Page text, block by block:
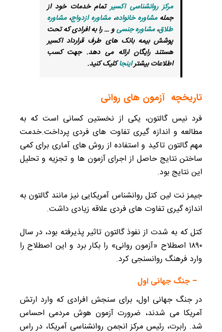
مرکز روانشناسی اکسیر تمام خدمات خود از
جمله مشاوره خانواده، مشاوره ازدواج، مشاوره
طلاق،مشاوره جنسیو … را به افرادی که تحت
پوشش بیمه بانک های طرف قرارداد اکسیر
هستند رایگان ارائه می دهد. جهت کسب
اطلاعات بیشتراینجاکلیک کنید.
تاریخچه آزمون های روانی
فرد نیس گالتون، یکی از نخستین کسانی است که به
مطالعه و اندازه‌ گیری تفاوت‌ های فردی پرداخت.خدمت
مهم گالتون تاکید و استفاده از روش های آماری برای کمی
ساختن نتایج حاصل از اجرای آزمون ها و تجزیه و تحلیل
این نتایج بود.
جیمز نت لین‌ کتل روانشناس آمریکایی نیز مانند گالتون به
اندازه‌ گیری تفاوت های فردی علاقه زیادی داشت.
کتل که به شدت از نفوذ گالتون تاثیر پذیرفته بود، در سال
۱۸۹۰ اصطلاح «آزمون روانی» را بکار برد و این اصطلاح را
وارد فرهنگ روانسنجی کرد.
– جنگ جهانی اول
در جنگ جهانی اول، برای سنجش افرادی که وارد ارتش
آمریکا می‌ شدند، ضرورت آزمون هوش مردمی احساس
شد. رابرت، رئیس مرکز انجمن روانشناسی آمریکا، در راس